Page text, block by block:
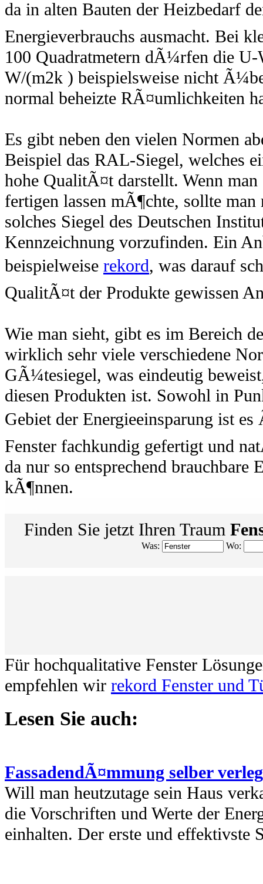
da in alten Bauten der Heizbedarf
Energieverbrauchs ausmacht. Bei
100 Quadratmetern dÃ¼rfen die U-
W/(m2k ) beispielsweise nicht
normal beheizte RÃ¤umlichkeiten
Es gibt neben den vielen Normen
Beispiel das RAL-Siegel, welches
hohe QualitÃ¤t darstellt. Wenn
fertigen lassen mÃ¶chte, sollte
solches Siegel des Deutschen
Kennzeichnung vorzufinden. Ein
beispielweise rekord, was darauf
QualitÃ¤t der Produkte gewissen
Wie man sieht, gibt es im Bereich
wirklich sehr viele verschiedene
GÃ¼tesiegel, was eindeutig
diesen Produkten ist. Sowohl in
Gebiet der Energieeinsparung ist
Fenster fachkundig gefertigt und
da nur so entsprechend brauchbare
kÃ¶nnen.
Finden Sie jetzt Ihren Traum
Was: Wo:
Für hochqualitative Fenster
empfehlen wir rekord Fenster und
Lesen Sie auch:
FassadendÃ¤mmung selber
Will man heutzutage sein Haus
die Vorschriften und Werte der
einhalten. Der erste und effektivste